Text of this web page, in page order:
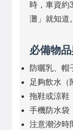
時，車資約
灘」就知道。
必備物
防曬乳、帽
足夠飲水（
拖鞋或涼鞋
手機防水袋
注意潮汐時